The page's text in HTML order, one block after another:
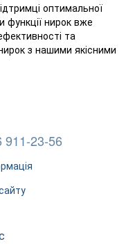
оптимальної
функції нирок вже
та
з нашими якісними
911-23-56